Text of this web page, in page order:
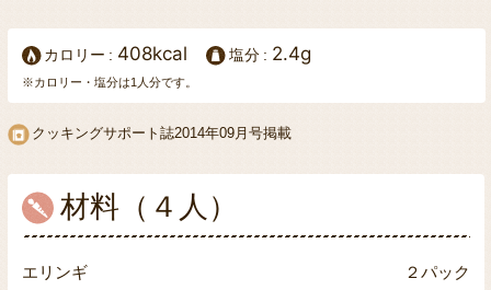
カロリー 408kcal 塩分 2.4g
※カロリー・塩分は1人分です。
クッキングサポート誌2014年09月号掲載
材料（４人）
エリンギ ２パック